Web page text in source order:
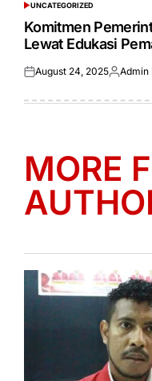
POSTED
IN
UNCATEGORIZED
Komitmen
Lewat Edukasi
Posted
August 24, 2025Posted
Admin
MORE